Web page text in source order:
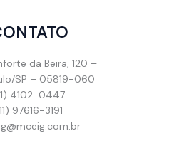
da Beira, 120 –
SP – 05819-060
4102-0447
97616-3191